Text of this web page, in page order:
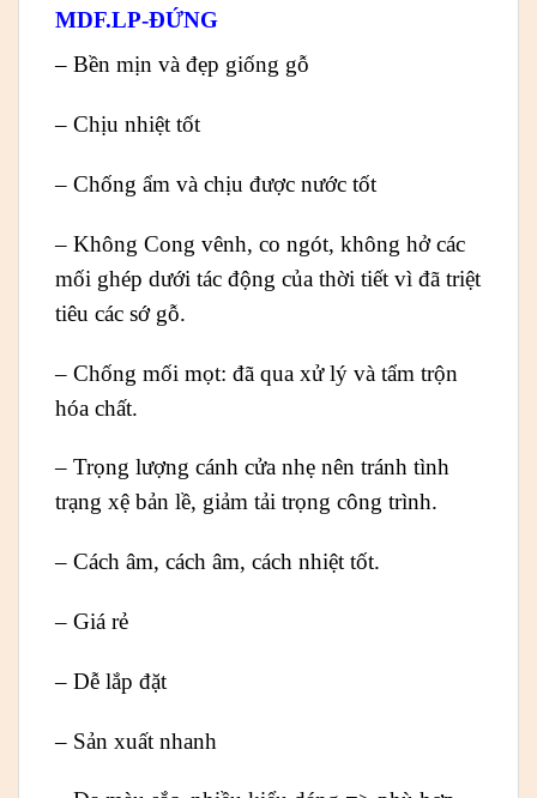
MDF.LP-ĐỨNG
– Bền mịn và đẹp giống gỗ
– Chịu nhiệt tốt
– Chống ẩm và chịu được nước tốt
– Không Cong vênh, co ngót, không hở các
mối ghép dưới tác động của thời tiết vì đã triệt
tiêu các sớ gỗ.
– Chống mối mọt: đã qua xử lý và tẩm trộn
hóa chất.
– Trọng lượng cánh cửa nhẹ nên tránh tình
trạng xệ bản lề, giảm tải trọng công trình.
– Cách âm, cách âm, cách nhiệt tốt.
– Giá rẻ
– Dễ lắp đặt
– Sản xuất nhanh